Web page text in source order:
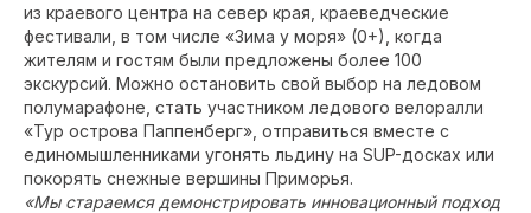
из краевого центра на север края, краеведческие
фестивали, в том числе «Зима у моря» (0+), когда
жителям и гостям были предложены более 100
экскурсий. Можно остановить свой выбор на ледовом
полумарафоне, стать участником ледового велоралли
«Тур острова Паппенберг», отправиться вместе с
единомышленниками угонять льдину на SUP-досках или
покорять снежные вершины Приморья.
«Мы стараемся демонстрировать инновационный подход